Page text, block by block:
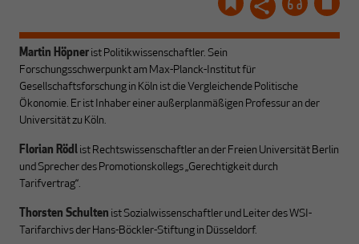
Martin Höpner ist Politikwissenschaftler. Sein
Forschungsschwerpunkt am Max-Planck-Institut für
Gesellschaftsforschung in Köln ist die Vergleichende Politische
Ökonomie. Er ist Inhaber einer außerplan­mäßigen Professur an der
Universität zu Köln.
Florian Rödl ist Rechtswissenschaftler an der Freien Universität Berlin
und Sprecher des Promotionskollegs „Gerechtigkeit durch
Tarifvertrag“.
Thorsten Schulten ist Sozialwissenschaftler und Leiter des WSI-
Tarifarchivs der Hans-Böckler-Stiftung in Düsseldorf.